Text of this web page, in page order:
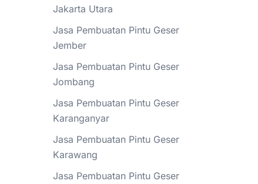
Jakarta Utara
Jasa Pembuatan Pintu Geser
Jember
Jasa Pembuatan Pintu Geser
Jombang
Jasa Pembuatan Pintu Geser
Karanganyar
Jasa Pembuatan Pintu Geser
Karawang
Jasa Pembuatan Pintu Geser